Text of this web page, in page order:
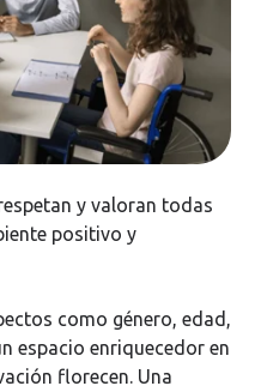
y valoran todas
positivo y
como género, edad,
espacio enriquecedor en
florecen. Una